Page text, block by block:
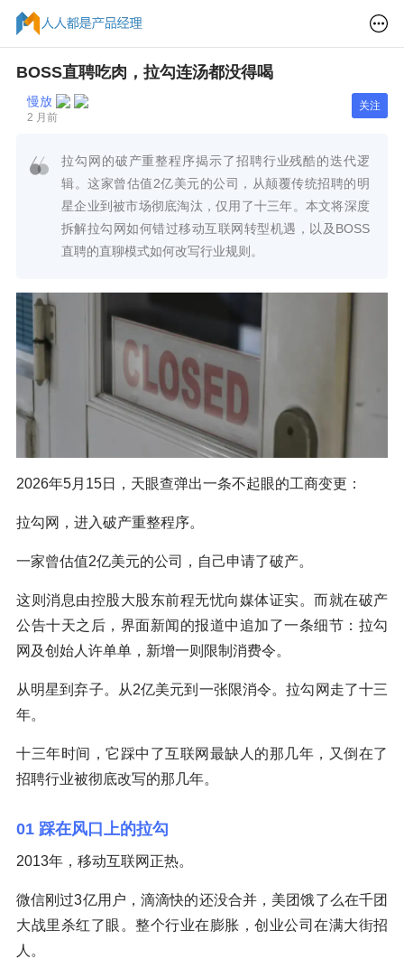
BOSS直聘吃肉，拉勾连汤都没得喝
慢放
2 月前
关注
拉勾网的破产重整程序揭示了招聘行业残酷的迭代逻
辑。这家曾估值2亿美元的公司，从颠覆传统招聘的明
星企业到被市场彻底淘汰，仅用了十三年。本文将深度
拆解拉勾网如何错过移动互联网转型机遇，以及BOSS
直聘的直聊模式如何改写行业规则。
2026年5月15日，天眼查弹出一条不起眼的工商变更：
拉勾网，进入破产重整程序。
一家曾估值2亿美元的公司，自己申请了破产。
这则消息由控股大股东前程无忧向媒体证实。而就在破产
公告十天之后，界面新闻的报道中追加了一条细节：拉勾
网及创始人许单单，新增一则限制消费令。
从明星到弃子。从2亿美元到一张限消令。拉勾网走了十三
年。
十三年时间，它踩中了互联网最缺人的那几年，又倒在了
招聘行业被彻底改写的那几年。
01 踩在风口上的拉勾
2013年，移动互联网正热。
微信刚过3亿用户，滴滴快的还没合并，美团饿了么在千团
大战里杀红了眼。整个行业在膨胀，创业公司在满大街招
人。